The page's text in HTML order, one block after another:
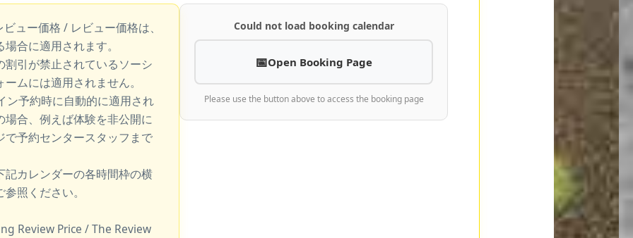
ュー価格 / レビュー価格は、
合に適用されます。
引が禁止されているソーシ
ムには適用されません。
予約時に自動的に適用され
合、例えば体験を非公開に
予約センタースタッフまで
カレンダーの各時間枠の横
照ください。
Review Price / The Review
Could not load booking calendar
Open Booking Page
Please use the button above to access the booking page